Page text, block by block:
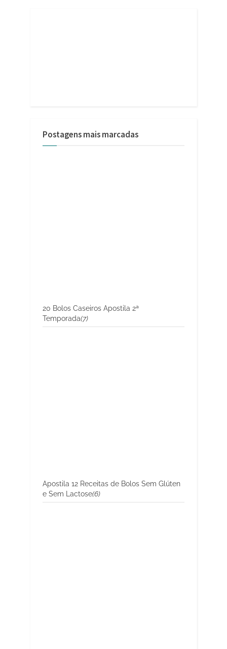
Postagens mais marcadas
20 Bolos Caseiros Apostila 2ª
Temporada(7)
Apostila 12 Receitas de Bolos Sem Glúten
e Sem Lactose(6)